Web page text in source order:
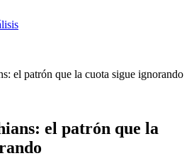
el patrón que la cuota sigue ignorando
el patrón que la